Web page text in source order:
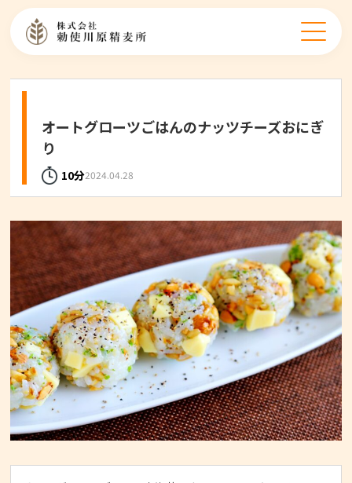
オートグローツごはんのナッツチーズおにぎ
り
10分2024.04.28